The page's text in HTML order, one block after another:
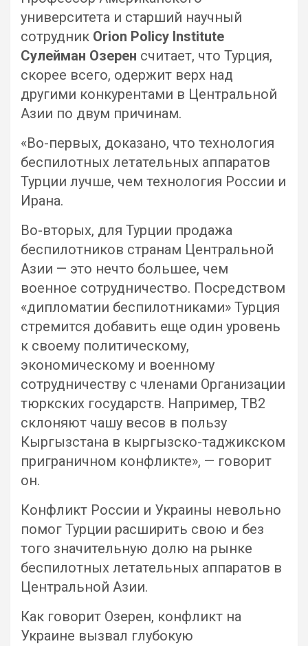
университета и старший научный
сотрудник Orion Policy Institute
Сулейман Озерен считает, что Турция,
скорее всего, одержит верх над
другими конкурентами в Центральной
Азии по двум причинам.
«Во-первых, доказано, что технология
беспилотных летательных аппаратов
Турции лучше, чем технология России и
Ирана.
Во-вторых, для Турции продажа
беспилотников странам Центральной
Азии — это нечто большее, чем
военное сотрудничество. Посредством
«дипломатии беспилотниками» Турция
стремится добавить еще один уровень
к своему политическому,
экономическому и военному
сотрудничеству с членами Организации
тюркских государств. Например, TB2
склоняют чашу весов в пользу
Кыргызстана в кыргызско-таджикском
приграничном конфликте», — говорит
он.
Конфликт России и Украины невольно
помог Турции расширить свою и без
того значительную долю на рынке
беспилотных летательных аппаратов в
Центральной Азии.
Как говорит Озерен, конфликт на
Украине вызвал глубокую